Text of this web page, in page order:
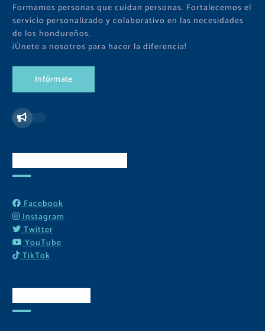
Formamos personas que cuidan personas. Fortalecemos el
servicio personalizado y colaborativo en las necesidades
de los hondureños.
¡Únete a nosotros para hacer la diferencia!
Infórmate
Facebook
Instagram
Twitter
YouTube
TikTok